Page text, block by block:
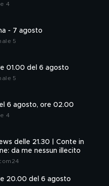
4
- 7 agosto
5
01.00 del 6 agosto
5
6 agosto, ore 02.00
4
delle 21.30 | Conte in
da me nessun illecito
20.00 del 6 agosto